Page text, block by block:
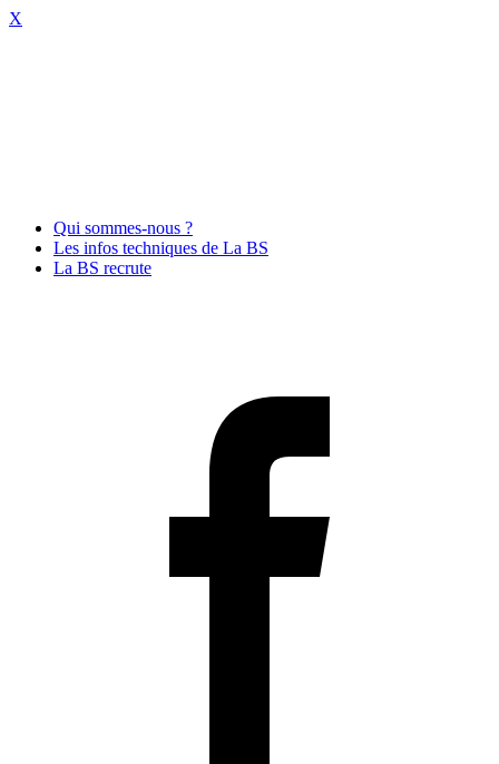
X
Qui sommes-nous ?
Les infos techniques de La BS
La BS recrute